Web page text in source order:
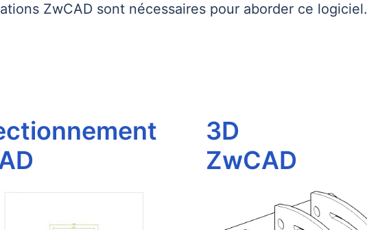
ZwCAD sont nécessaires pour aborder ce logiciel.
3D
ZwCAD